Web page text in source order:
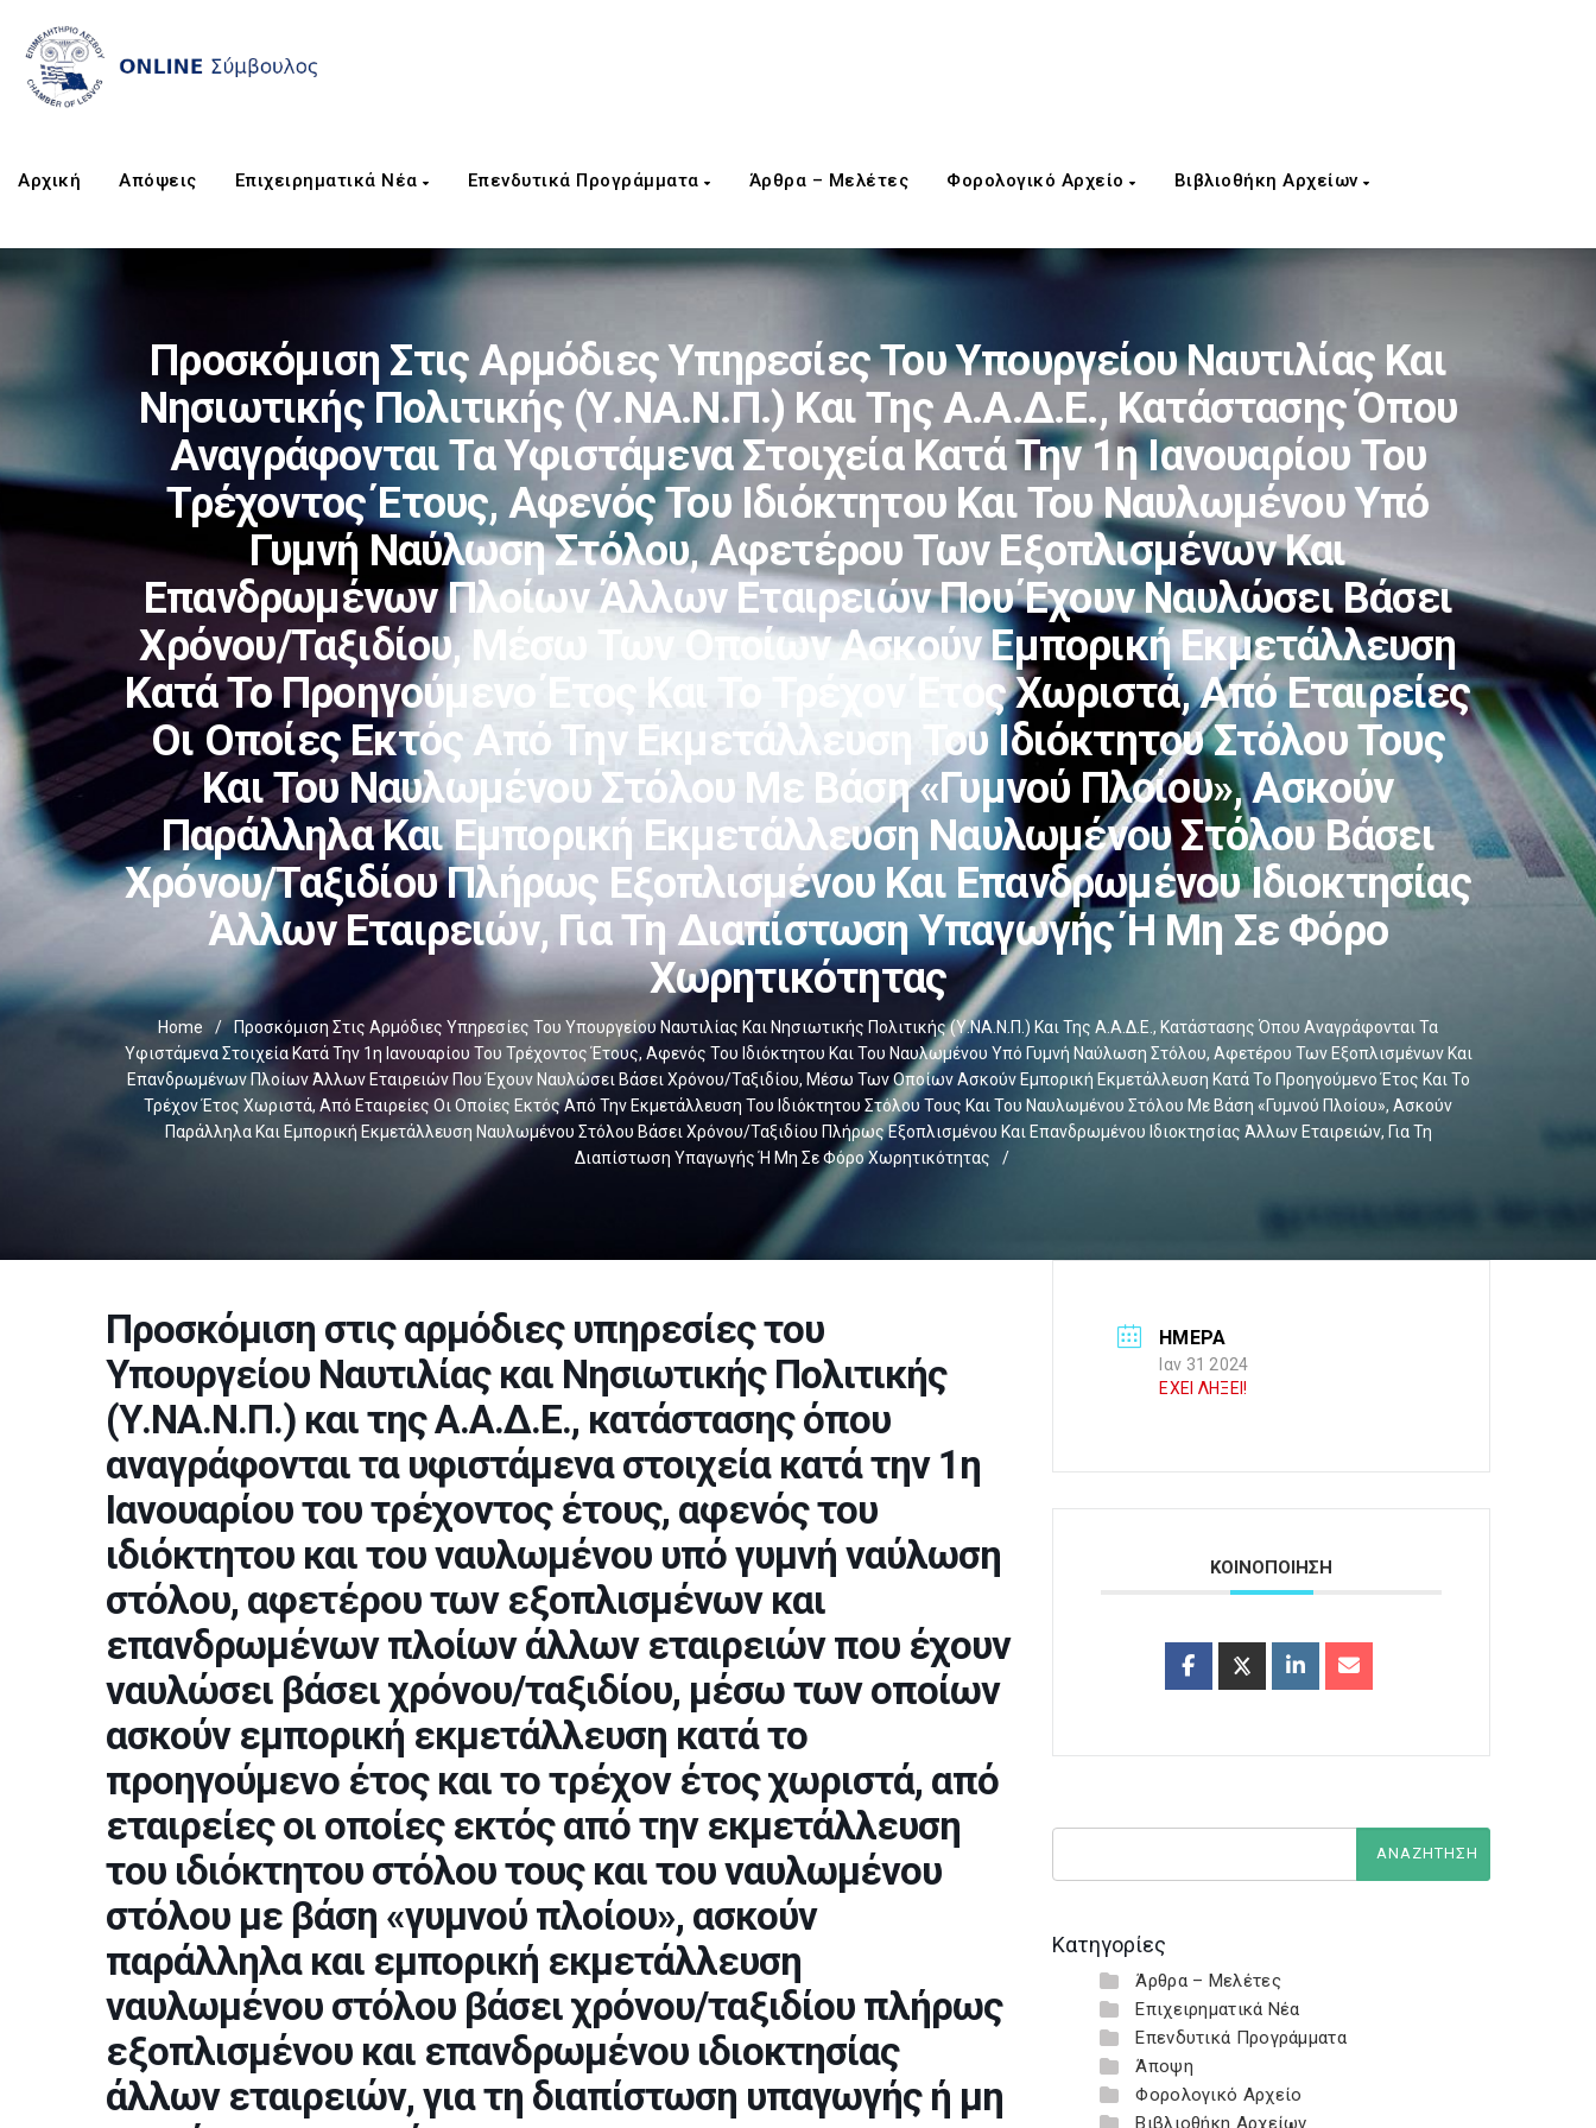
Αρχική Απόψεις Επιχειρηματικά Νέα Επενδυτικά Προγράμματα Άρθρα – Μελέτες Φορολογικό Αρχείο Βιβλιοθήκη Αρχείων
Προσκόμιση Στις Αρμόδιες Υπηρεσίες Του Υπουργείου Ναυτιλίας Και
Νησιωτικής Πολιτικής (Υ.ΝΑ.Ν.Π.) Και Της Α.Α.Δ.Ε., Κατάστασης Όπου
Αναγράφονται Τα Υφιστάμενα Στοιχεία Κατά Την 1η Ιανουαρίου Του
Τρέχοντος Έτους, Αφενός Του Ιδιόκτητου Και Του Ναυλωμένου Υπό
Γυμνή Ναύλωση Στόλου, Αφετέρου Των Εξοπλισμένων Και
Επανδρωμένων Πλοίων Άλλων Εταιρειών Που Έχουν Ναυλώσει Βάσει
Χρόνου/ταξιδίου, Μέσω Των Οποίων Ασκούν Εμπορική Εκμετάλλευση
Κατά Το Προηγούμενο Έτος Και Το Τρέχον Έτος Χωριστά, Από Εταιρείες
Οι Οποίες Εκτός Από Την Εκμετάλλευση Του Ιδιόκτητου Στόλου Τους
Και Του Ναυλωμένου Στόλου Με Βάση «γυμνού Πλοίου», Ασκούν
Παράλληλα Και Εμπορική Εκμετάλλευση Ναυλωμένου Στόλου Βάσει
Χρόνου/ταξιδίου Πλήρως Εξοπλισμένου Και Επανδρωμένου Ιδιοκτησίας
Άλλων Εταιρειών, Για Τη Διαπίστωση Υπαγωγής Ή Μη Σε Φόρο
Χωρητικότητας
Home /
Προσκόμιση Στις Αρμόδιες Υπηρεσίες Του Υπουργείου Ναυτιλίας Και Νησιωτικής Πολιτικής (Υ.ΝΑ.Ν.Π.) Και Της Α.Α.Δ.Ε., Κατάστασης Όπου Αναγράφονται Τα
Υφιστάμενα Στοιχεία Κατά Την 1η Ιανουαρίου Του Τρέχοντος Έτους, Αφενός Του Ιδιόκτητου Και Του Ναυλωμένου Υπό Γυμνή Ναύλωση Στόλου, Αφετέρου Των Εξοπλισμένων Και
Επανδρωμένων Πλοίων Άλλων Εταιρειών Που Έχουν Ναυλώσει Βάσει Χρόνου/ταξιδίου, Μέσω Των Οποίων Ασκούν Εμπορική Εκμετάλλευση Κατά Το Προηγούμενο Έτος Και Το
Τρέχον Έτος Χωριστά, Από Εταιρείες Οι Οποίες Εκτός Από Την Εκμετάλλευση Του Ιδιόκτητου Στόλου Τους Και Του Ναυλωμένου Στόλου Με Βάση «γυμνού Πλοίου», Ασκούν
Παράλληλα Και Εμπορική Εκμετάλλευση Ναυλωμένου Στόλου Βάσει Χρόνου/ταξιδίου Πλήρως Εξοπλισμένου Και Επανδρωμένου Ιδιοκτησίας Άλλων Εταιρειών, Για Τη
Διαπίστωση Υπαγωγής Ή Μη Σε Φόρο Χωρητικότητας
/
Προσκόμιση στις αρμόδιες υπηρεσίες του
Υπουργείου Ναυτιλίας και Νησιωτικής Πολιτικής
(Υ.ΝΑ.Ν.Π.) και της Α.Α.Δ.Ε., κατάστασης όπου
αναγράφονται τα υφιστάμενα στοιχεία κατά την 1η
Ιανουαρίου του τρέχοντος έτους, αφενός του
ιδιόκτητου και του ναυλωμένου υπό γυμνή ναύλωση
στόλου, αφετέρου των εξοπλισμένων και
επανδρωμένων πλοίων άλλων εταιρειών που έχουν
ναυλώσει βάσει χρόνου/ταξιδίου, μέσω των οποίων
ασκούν εμπορική εκμετάλλευση κατά το
προηγούμενο έτος και το τρέχον έτος χωριστά, από
εταιρείες οι οποίες εκτός από την εκμετάλλευση
του ιδιόκτητου στόλου τους και του ναυλωμένου
στόλου με βάση «γυμνού πλοίου», ασκούν
παράλληλα και εμπορική εκμετάλλευση
ναυλωμένου στόλου βάσει χρόνου/ταξιδίου πλήρως
εξοπλισμένου και επανδρωμένου ιδιοκτησίας
άλλων εταιρειών, για τη διαπίστωση υπαγωγής ή μη
ΗΜΕΡΑ
Ιαν 31 2024
ΕΧΕΙ ΛΗΞΕΙ!
ΚΟΙΝΟΠΟΙΗΣΗ
Κατηγορίες
Άρθρα – Μελέτες
Επιχειρηματικά Νέα
Επενδυτικά Προγράμματα
Άποψη
Φορολογικό Αρχείο
Βιβλιοθήκη Αρχείων